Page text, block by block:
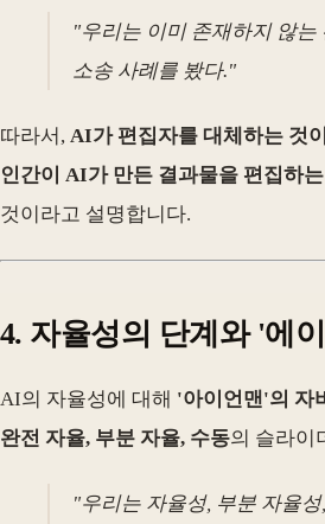
"우리는 이미 존재하지 않는
소송 사례를 봤다."
따라서, AI가 편집자를 대체하는 것
인간이 AI가 만든 결과물을 편집하
것이라고 설명합니다.
4. 자율성의 단계와 '에
AI의 자율성에 대해 '아이언맨'의 자
완전 자율, 부분 자율, 수동의 슬라이
"우리는 자율성, 부분 자율